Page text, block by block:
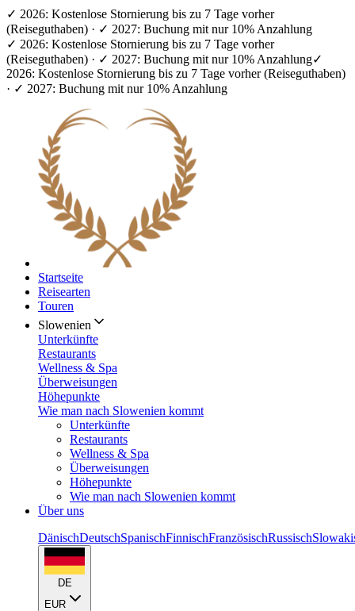
✓ 2026: Kostenlose Stornierung bis zu 7 Tage vorher
(Reiseguthaben) · ✓ 2027: Buchung mit nur 10% Anzahlung
✓ 2026: Kostenlose Stornierung bis zu 7 Tage vorher
(Reiseguthaben) · ✓ 2027: Buchung mit nur 10% Anzahlung✓
2026: Kostenlose Stornierung bis zu 7 Tage vorher (Reiseguthaben)
· ✓ 2027: Buchung mit nur 10% Anzahlung
Startseite
Reisearten
Touren
Slowenien
Unterkünfte
Restaurants
Wellness & Spa
Überweisungen
Höhepunkte
Wie man nach Slowenien kommt
Unterkünfte
Restaurants
Wellness & Spa
Überweisungen
Höhepunkte
Wie man nach Slowenien kommt
Über uns
DänischDeutschSpanischFinnischFranzösischRussisch
DE
EUR